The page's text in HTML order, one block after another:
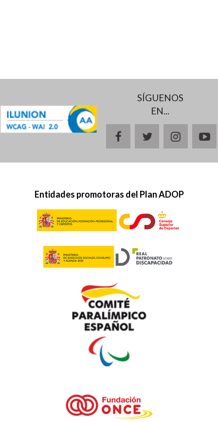
SÍGUENOS
EN...
facebooktwitter
Entidades promotoras del Plan ADOP